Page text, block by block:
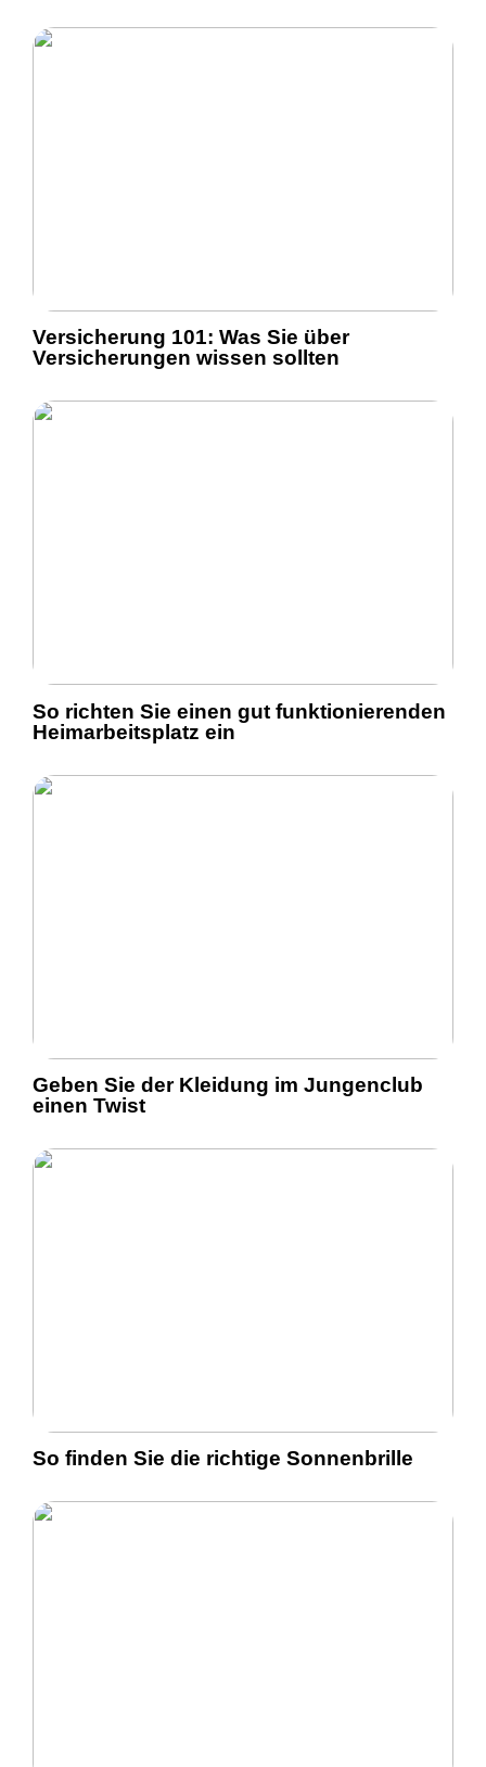
Versicherung 101: Was Sie über
Versicherungen wissen sollten
So richten Sie einen gut funktionierenden
Heimarbeitsplatz ein
Geben Sie der Kleidung im Jungenclub
einen Twist
So finden Sie die richtige Sonnenbrille